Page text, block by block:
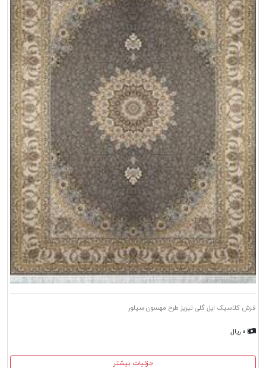
فرش کلاسیک ایل گلی تبریز طرح مهسون سیلور
جزئیات بیشتر